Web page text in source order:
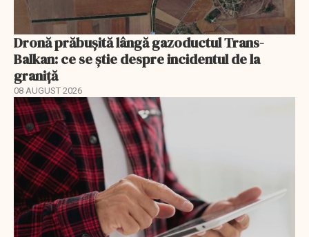
Dronă prăbușită lângă gazoductul Trans-
Balkan: ce se știe despre incidentul de la
graniță
08 AUGUST 2026